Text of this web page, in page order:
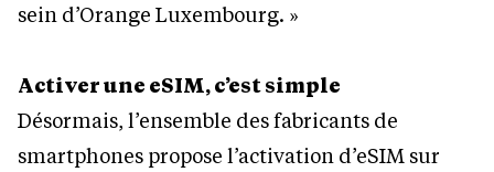
sein d’Orange Luxembourg. »
Activer une eSIM, c’est simple
Désormais, l’ensemble des fabricants de
smartphones propose l’activation d’eSIM sur